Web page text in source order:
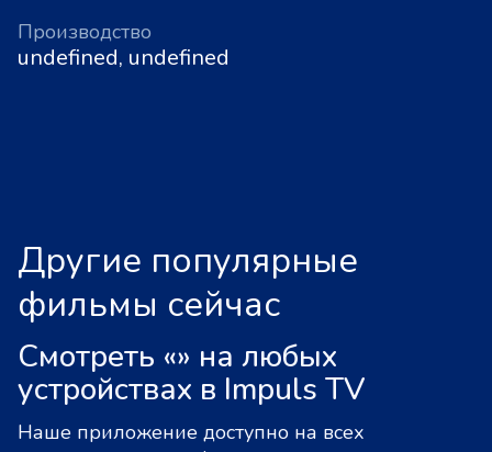
Производство
undefined, undefined
Другие популярные
фильмы сейчас
Смотреть «» на любых
устройствах в Impuls TV
Наше приложение доступно на всех